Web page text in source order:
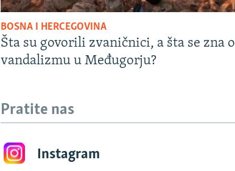
BOSNA I HERCEGOVINA
Šta su govorili zvaničnici, a šta se zna o
vandalizmu u Međugorju?
Pratite nas
Instagram